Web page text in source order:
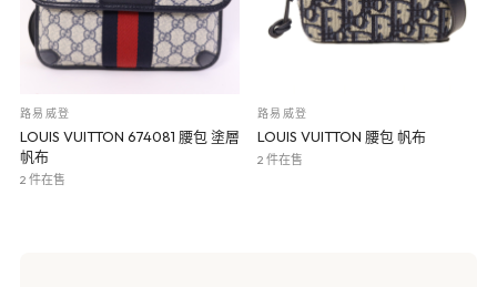
路易威登
LOUIS VUITTON 674081 腰包 塗層
帆布
2 件在售
路易威登
LOUIS VUITTON 腰包 帆布
2 件在售